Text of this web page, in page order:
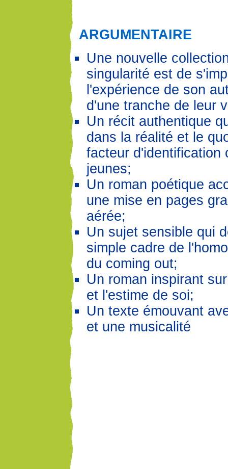
ARGUMENTAIRE
Une nouvelle
singularité est de
l'expérience de son
d'une tranche de leur
Un récit authentique
dans la réalité et le
facteur d'identification
jeunes;
Un roman poétique
une mise en pages
aérée;
Un sujet sensible qui
simple cadre de
du coming out;
Un roman inspirant
et l'estime de soi;
Un texte émouvant
et une musicalité